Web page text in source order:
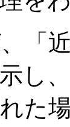
「
し
た